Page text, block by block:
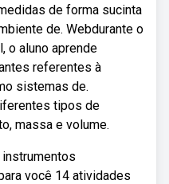
de forma sucinta
de. Webdurante o
o aluno aprende
referentes à
sistemas de.
tipos de
massa e volume.
você 14 atividades